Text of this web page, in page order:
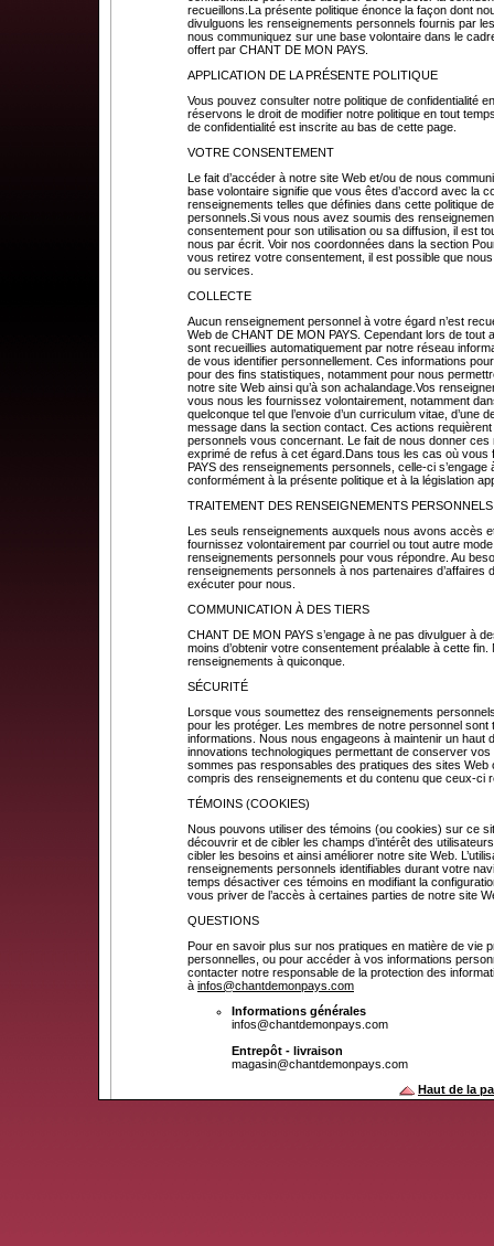
recueillons.La présente politique énonce la façon dont
divulguons les renseignements personnels fournis par
nous communiquez sur une base volontaire dans le
offert par CHANT DE MON PAYS.
APPLICATION DE LA PRÉSENTE POLITIQUE
Vous pouvez consulter notre politique de confidentialité
réservons le droit de modifier notre politique en tout
de confidentialité est inscrite au bas de cette page.
VOTRE CONSENTEMENT
Le fait d’accéder à notre site Web et/ou de nous
base volontaire signifie que vous êtes d’accord avec la
renseignements telles que définies dans cette politique
personnels.Si vous nous avez soumis des
consentement pour son utilisation ou sa diffusion, il est
nous par écrit. Voir nos coordonnées dans la section
vous retirez votre consentement, il est possible que
ou services.
COLLECTE
Aucun renseignement personnel à votre égard n’est
Web de CHANT DE MON PAYS. Cependant lors de
sont recueillies automatiquement par notre réseau
de vous identifier personnellement. Ces informations
pour des fins statistiques, notamment pour nous
notre site Web ainsi qu’à son achalandage.Vos
vous nous les fournissez volontairement, notamment
quelconque tel que l’envoie d’un curriculum vitae,
message dans la section contact. Ces actions
personnels vous concernant. Le fait de nous donner
exprimé de refus à cet égard.Dans tous les cas où
PAYS des renseignements personnels, celle-ci
conformément à la présente politique et à la législation
TRAITEMENT DES RENSEIGNEMENTS PERSONNELS
Les seuls renseignements auxquels nous avons accès
fournissez volontairement par courriel ou tout autre
renseignements personnels pour vous répondre. Au
renseignements personnels à nos partenaires
exécuter pour nous.
COMMUNICATION À DES TIERS
CHANT DE MON PAYS s’engage à ne pas divulguer à
moins d’obtenir votre consentement préalable à cette
renseignements à quiconque.
SÉCURITÉ
Lorsque vous soumettez des renseignements
pour les protéger. Les membres de notre personnel
informations. Nous nous engageons à maintenir un haut
innovations technologiques permettant de conserver
sommes pas responsables des pratiques des sites
compris des renseignements et du contenu que ceux-ci
TÉMOINS (COOKIES)
Nous pouvons utiliser des témoins (ou cookies) sur ce
découvrir et de cibler les champs d’intérêt des
cibler les besoins et ainsi améliorer notre site Web.
renseignements personnels identifiables durant votre
temps désactiver ces témoins en modifiant la
vous priver de l’accès à certaines parties de notre site
QUESTIONS
Pour en savoir plus sur nos pratiques en matière de vie
personnelles, ou pour accéder à vos informations
contacter notre responsable de la protection des
à infos@chantdemonpays.com
Informations générales
infos@chantdemonpays.com
Entrepôt - livraison
magasin@chantdemonpays.com
Haut de la